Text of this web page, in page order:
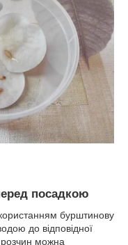
посадкою
бурштинову
до відповідної
розчин можна